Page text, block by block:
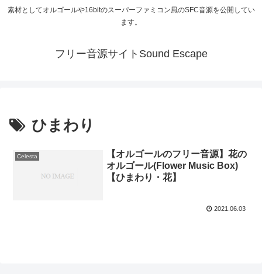
素材としてオルゴールや16bitのスーパーファミコン風のSFC音源を公開してい
ます。
フリー音源サイトSound Escape
ひまわり
Celesta
【オルゴールのフリー音源】花の
オルゴール(Flower Music Box)
【ひまわり・花】
2021.06.03